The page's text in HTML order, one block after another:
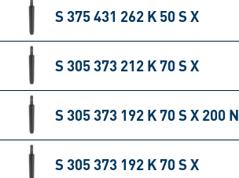
S 375 431 262 K 50 S X
S 305 373 212 K 70 S X
S 305 373 192 K 70 S X 200 N
S 305 373 192 K 70 S X